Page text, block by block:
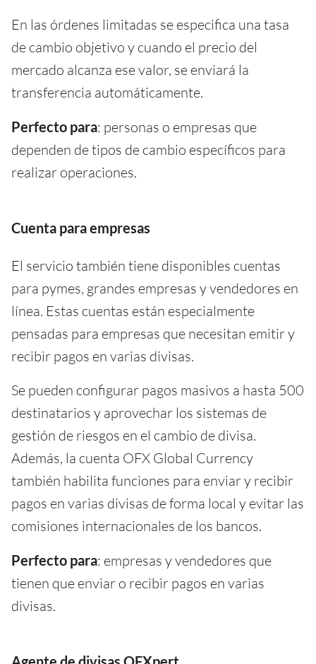
En las órdenes limitadas se especifica una tasa
de cambio objetivo y cuando el precio del
mercado alcanza ese valor, se enviará la
transferencia automáticamente.
Perfecto para: personas o empresas que
dependen de tipos de cambio específicos para
realizar operaciones.
Cuenta para empresas
El servicio también tiene disponibles cuentas
para pymes, grandes empresas y vendedores en
línea. Estas cuentas están especialmente
pensadas para empresas que necesitan emitir y
recibir pagos en varias divisas.
Se pueden configurar pagos masivos a hasta 500
destinatarios y aprovechar los sistemas de
gestión de riesgos en el cambio de divisa.
Además, la cuenta OFX Global Currency
también habilita funciones para enviar y recibir
pagos en varias divisas de forma local y evitar las
comisiones internacionales de los bancos.
Perfecto para: empresas y vendedores que
tienen que enviar o recibir pagos en varias
divisas.